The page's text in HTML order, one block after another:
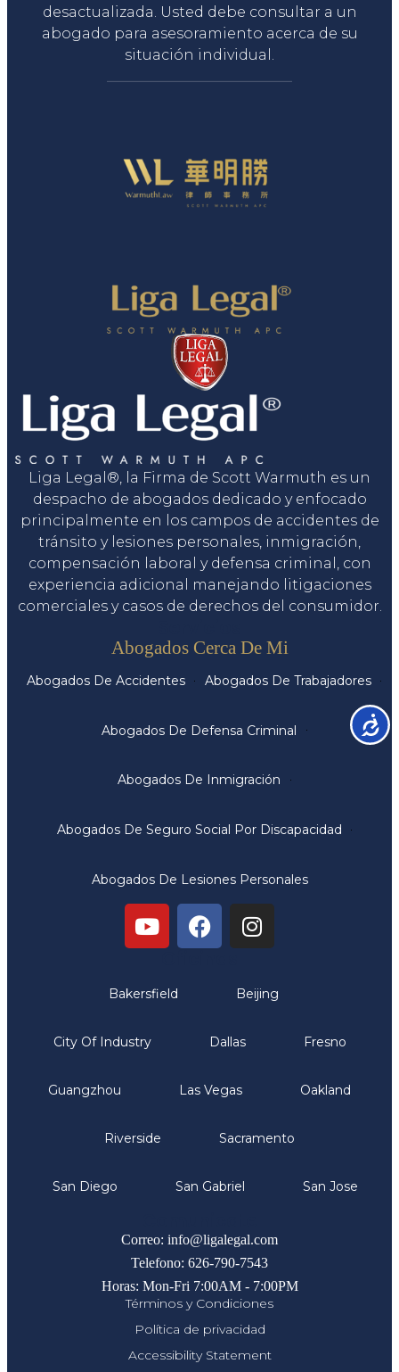
desactualizada. Usted debe consultar a un
abogado para asesoramiento acerca de su
situación individual.
Liga Legal®, la Firma de Scott Warmuth es un
despacho de abogados dedicado y enfocado
principalmente en los campos de accidentes de
tránsito y lesiones personales, inmigración,
compensación laboral y defensa criminal, con
experiencia adicional manejando litigaciones
comerciales y casos de derechos del consumidor.
Abogados Cerca De Mi
Abogados De Accidentes Abogados De Trabajadores
Abogados De Defensa Criminal
Abogados De Inmigración
Abogados De Seguro Social Por Discapacidad
Abogados De Lesiones Personales
Bakersfield Beijing
City Of Industry Dallas Fresno
Guangzhou Las Vegas Oakland
Riverside Sacramento
San Diego San Gabriel San Jose
Correo: info@ligalegal.com
Telefono: 626-790-7543
Horas: Mon-Fri 7:00AM - 7:00PM
Términos y Condiciones
Política de privacidad
Accessibility Statement